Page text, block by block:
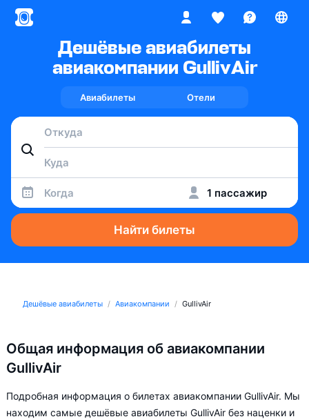
Дешёвые авиабилеты
авиакомпании GullivAir
Авиабилеты Отели
Когда 1 пассажир
Найти билеты
Дешёвые авиабилеты Авиакомпании GullivAir
Общая информация об авиакомпании
GullivAir
Подробная информация о билетах авиакомпании GullivAir. Мы
находим самые дешёвые авиабилеты GullivAir без наценки и